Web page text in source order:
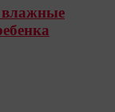
влажные